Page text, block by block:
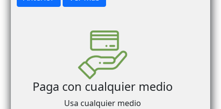
Paga con cualquier medio
Usa cualquier medio